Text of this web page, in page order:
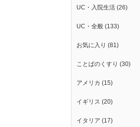
UC・入院生活 (26)
UC・全般 (133)
お気に入り (81)
ことばのくすり (30)
アメリカ (15)
イギリス (20)
イタリア (17)